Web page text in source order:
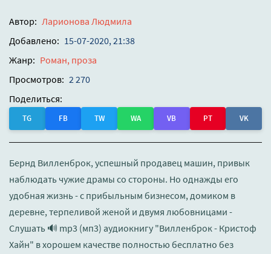
Автор: Ларионова Людмила
Добавлено: 15-07-2020, 21:38
Жанр: Роман, проза
Просмотров: 2 270
Поделиться:
TG FB TW WA VB PT VK
Бернд Вилленброк, успешный продавец машин, привык
наблюдать чужие драмы со стороны. Но однажды его
удобная жизнь - с прибыльным бизнесом, домиком в
деревне, терпеливой женой и двумя любовницами -
Слушать 🔊 mp3 (мп3) аудиокнигу "Вилленброк - Кристоф
Хайн" в хорошем качестве полностью бесплатно без